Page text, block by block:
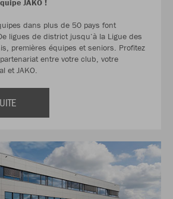
JAKO !
dans plus de 50 pays font
ligues de district jusqu‘à la Ligue des
premières équipes et seniors. Profitez
entre votre club, votre
et JAKO.